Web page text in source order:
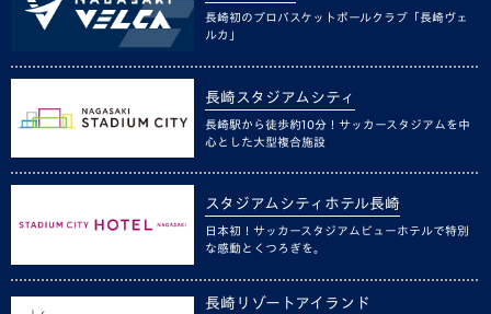
長崎初のプロバスケットボールクラブ「長崎ヴェ
ルカ」
長崎スタジアムシティ
長崎駅から徒歩約10分！サッカースタジアムを中
心とした大型複合施設
スタジアムシティホテル長崎
日本初！サッカースタジアムビューホテルで特別
な感動とくつろぎを。
長崎リゾートアイランド